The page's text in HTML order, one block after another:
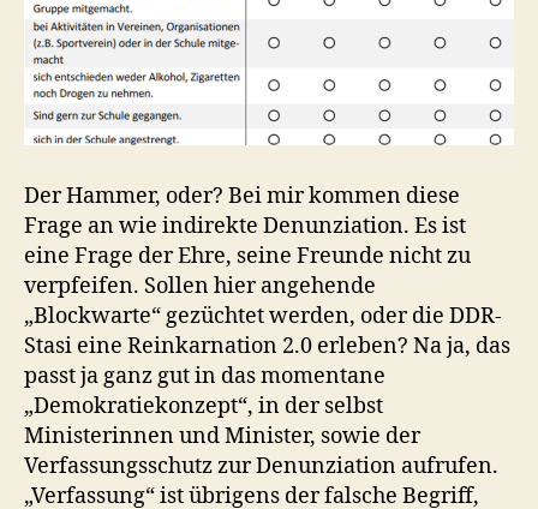
Der Hammer, oder? Bei mir kommen diese
Frage an wie indirekte Denunziation. Es ist
eine Frage der Ehre, seine Freunde nicht zu
verpfeifen. Sollen hier angehende
„Blockwarte“ gezüchtet werden, oder die DDR-
Stasi eine Reinkarnation 2.0 erleben? Na ja, das
passt ja ganz gut in das momentane
„Demokratiekonzept“, in der selbst
Ministerinnen und Minister, sowie der
Verfassungsschutz zur Denunziation aufrufen.
„Verfassung“ ist übrigens der falsche Begriff,